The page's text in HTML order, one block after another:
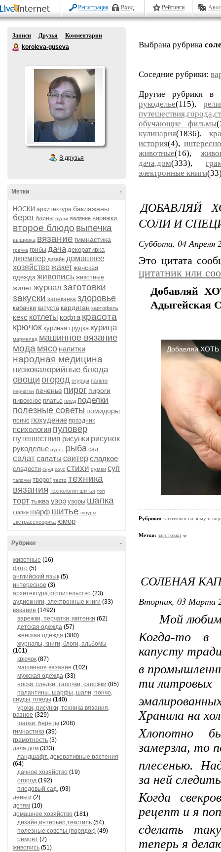
Регистрация Вход Рейтинги
Записи Друзья
Комментарии
koroleva-guseva
В друзья
-
Метки
НОСКИ архитектура баклажаны
берет блины булки валяние варежки
второе блюдо выпечка
вышивка вязание гимнастика
гречка грибы дача декоративка
джемпер дизайн домашнее
хозяйствожакет женская
одежда живопись животные
жилетжурнал заготовки
закуски запеканка здоровье
кабачки капуста кардиган картофель
кекс котлеты кофта красота
крючок куриная грудка курица
мармелад машинное вязание
мода мясо напитки
народная медицина
низкокалорийные блюда
овощи огород огурцы пальто
перчатки печенье пирог пироги
пирожное платье плед поделки
полезные советы помидоры
пончо похудение праздник
психология пуловер
путешествия рисунки рисунок
рукоделье рулет рыба сад
салатсалаты свитерсладкое
сладости снуд соус стихи сумки суп
тапочки творог тесто техника
вязания технология шитья топ
торттыква узор узоры шапка
шапки шарф шитье шнуры
экстрасенсорика юмор
-
Рубрики
животные (16)
фото (5)
английский язык (5)
интересное (3)
архитектура,строительство (23)
аудиокниги, электронные книги (33)
вязание (1492)
варежки, перчатки, митенки (62)
детская одежда (57)
женская одежда (380)
журналы, книги, блоги, альбомы
(101)
крючок (87)
машинное вязание (102)
мужская одежда (33)
носки, следки, тапочки, сапожки (85)
палантины, шарфы, шали, пончо,
снуды, пледы (140)
уроки, рисунки, техника вязания,
разное (329)
шапки, береты (208)
гимнастика (39)
грамотность (3)
дача,дом (333)
ландшафт, декоративные растения
(64)
дачное хозяйство (19)
огород (192)
плодовый сад, (93)
деньги (2)
детям (10)
домашнее хозяйство (181)
дизайн,интерьер,текстиль (54)
полезные советы (порядок) (49)
ремонт (7)
живопись (51)
Выбрана рубрика
Соседние рубрики:
Другие рубрики в
рукоделье(115),
обучающие фильмы
кулинария(1836),
история(4),
животные(16),
дача,дом(333),
электронные книги
ДОБАВЛЯЙ
СОЛИ И
Суббота, 04 Апреля
Это цитата
цитатник или
Добавляй
Адыгейская
Рубрики: заготовки на зиму и
Метки: заготовки
СОЛЕНАЯ
Вторник, 03 Марта
Мой
Когда-то в
капусту
в
ти литровых
Хранила на
Хлопотно
замерзла, то
плесенью.
за ней
Когда
рецепт и я
сделать
теперь я